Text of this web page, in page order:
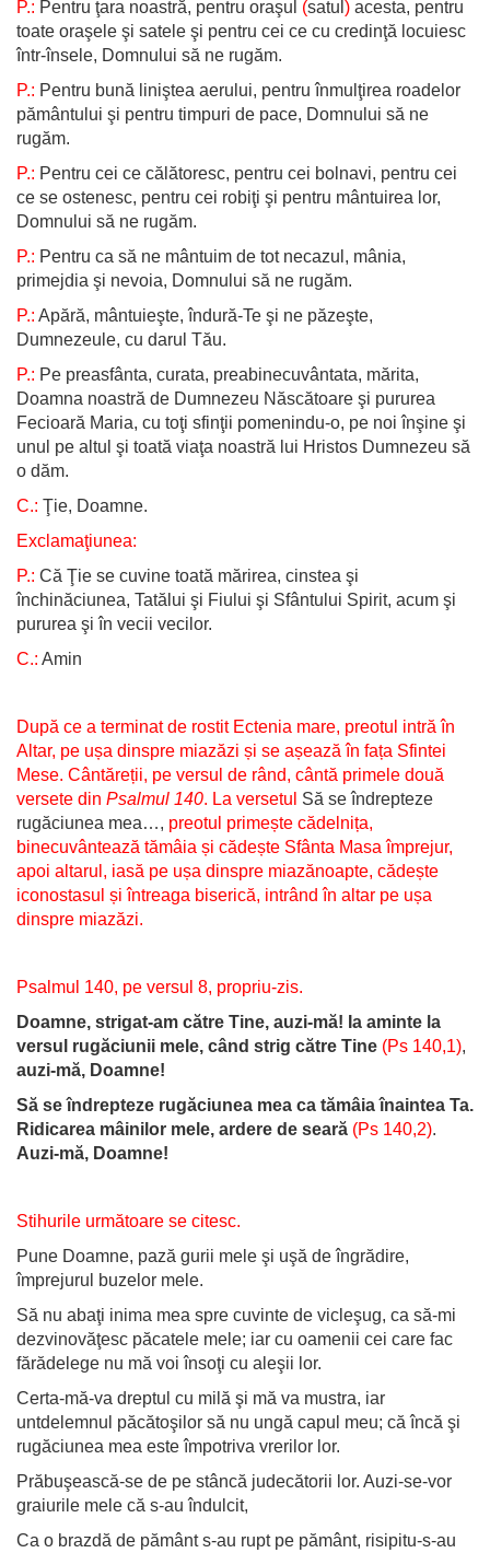
P.: Pentru ţara noastră, pentru oraşul (satul ) acesta, pentru
toate oraşele şi satele şi pentru cei ce cu credinţă locuiesc
într-însele, Domnului să ne rugăm.
P.: Pentru bună liniştea aerului, pentru înmulţirea roadelor
pământului şi pentru timpuri de pace, Domnului să ne
rugăm.
P.: Pentru cei ce călătoresc, pentru cei bolnavi, pentru cei
ce se ostenesc, pentru cei robiţi şi pentru mântuirea lor,
Domnului să ne rugăm.
P.: Pentru ca să ne mântuim de tot necazul, mânia,
primejdia şi nevoia, Domnului să ne rugăm.
P.: Apără, mântuieşte, îndură-Te şi ne păzeşte,
Dumnezeule, cu darul Tău.
P.: Pe preasfânta, curata, preabinecuvântata, mărita,
Doamna noastră de Dumnezeu Născătoare şi pururea
Fecioară Maria, cu toţi sfinţii pomenindu-o, pe noi înşine şi
unul pe altul şi toată viaţa noastră lui Hristos Dumnezeu să
o dăm.
C.: Ţie, Doamne.
Exclamaţiunea:
P.: Că Ţie se cuvine toată mărirea, cinstea şi
închinăciunea, Tatălui şi Fiului şi Sfântului Spirit, acum şi
pururea şi în vecii vecilor.
C.: Amin
După ce a terminat de rostit Ectenia mare, preotul intră în
Altar, pe ușa dinspre miazăzi și se așează în fața Sfintei
Mese. Cântăreții, pe versul de rând, cântă primele două
versete din Psalmul 140. La versetul Să se îndrepteze
rugăciunea mea…, preotul primește cădelnița,
binecuvântează tămâia și cădește Sfânta Masa împrejur,
apoi altarul, iasă pe ușa dinspre miazănoapte, cădește
iconostasul și întreaga biserică, intrând în altar pe ușa
dinspre miazăzi.
Psalmul 140, pe versul 8, propriu-zis.
Doamne, strigat-am către Tine, auzi-mă! Ia aminte la
versul rugăciunii mele, când strig către Tine (Ps 140,1),
auzi-mă, Doamne!
Să se îndrepteze rugăciunea mea ca tămâia înaintea Ta.
Ridicarea mâinilor mele, ardere de seară (Ps 140,2).
Auzi-mă, Doamne!
Stihurile următoare se citesc.
Pune Doamne, pază gurii mele şi uşă de îngrădire,
împrejurul buzelor mele.
Să nu abaţi inima mea spre cuvinte de vicleşug, ca să-mi
dezvinovăţesc păcatele mele; iar cu oamenii cei care fac
fărădelege nu mă voi însoţi cu aleşii lor.
Certa-mă-va dreptul cu milă şi mă va mustra, iar
untdelemnul păcătoşilor să nu ungă capul meu; că încă şi
rugăciunea mea este împotriva vrerilor lor.
Prăbuşească-se de pe stâncă judecătorii lor. Auzi-se-vor
graiurile mele că s-au îndulcit,
Ca o brazdă de pământ s-au rupt pe pământ, risipitu-s-au